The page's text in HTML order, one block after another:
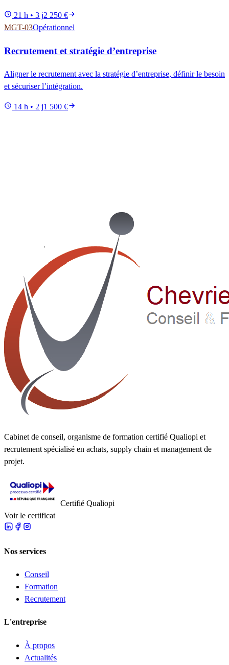
21 h • 3 j2 250 €
MGT-03Opérationnel
Recrutement et stratégie d’entreprise
Aligner le recrutement avec la stratégie d’entreprise, définir le besoin
et sécuriser l’intégration.
14 h • 2 j1 500 €
Cabinet de conseil, organisme de formation certifié Qualiopi et
recrutement spécialisé en achats, supply chain et management de
projet.
Certifié Qualiopi
Voir le certificat
Nos services
Conseil
Formation
Recrutement
L'entreprise
À propos
Actualités